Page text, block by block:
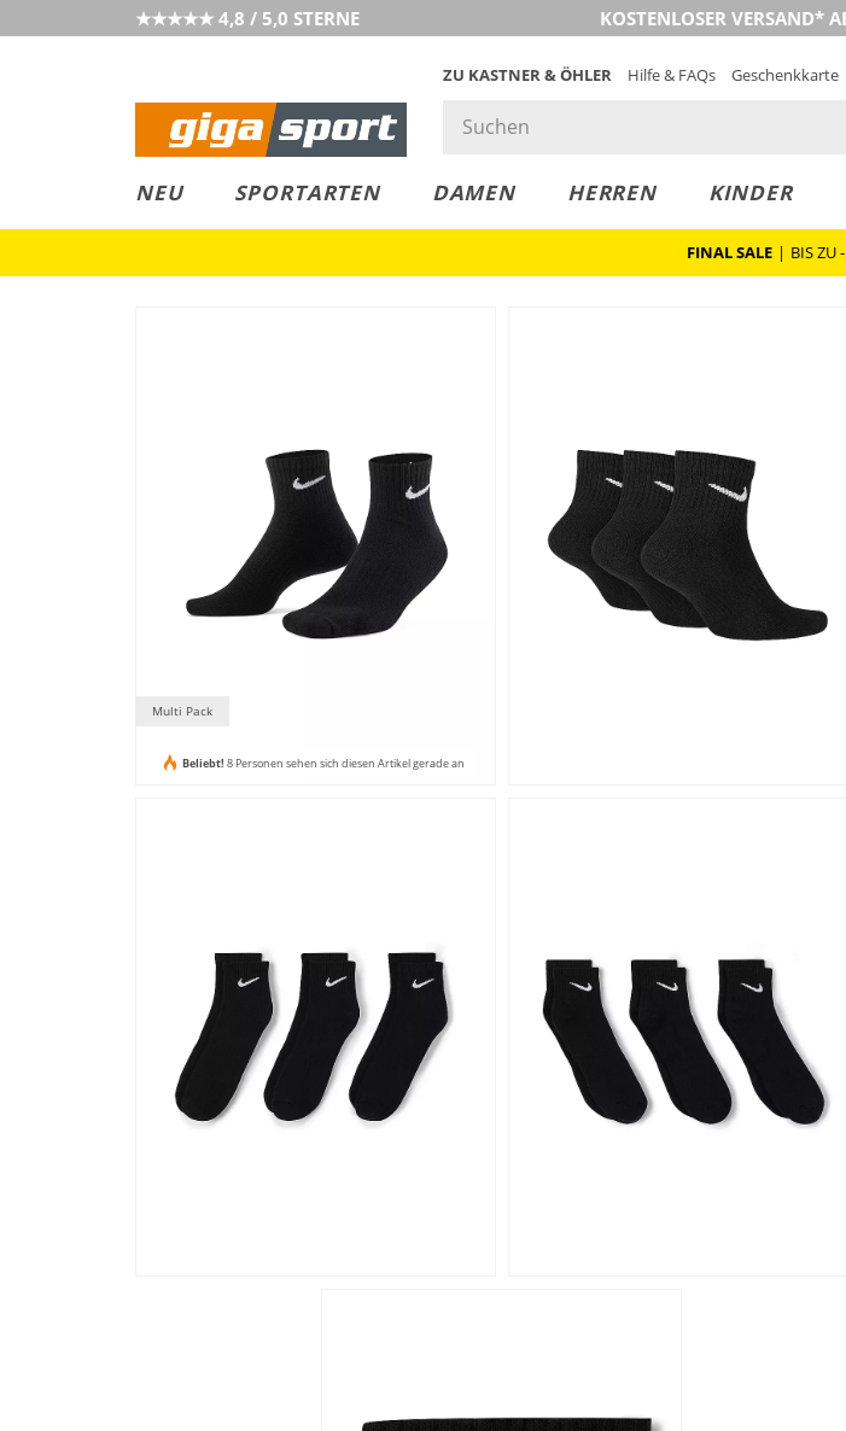
★★★★★ 4,8 / 5,0 STERNE KOSTENLOSER VERSAND*
ZU KASTNER & ÖHLER Hilfe & FAQs Geschenkkarte
NEU SPORTARTEN DAMEN HERREN KINDER
FINAL SALE | BIS ZU
Multi Pack
Beliebt! 8 Personen sehen sich diesen Artikel gerade an